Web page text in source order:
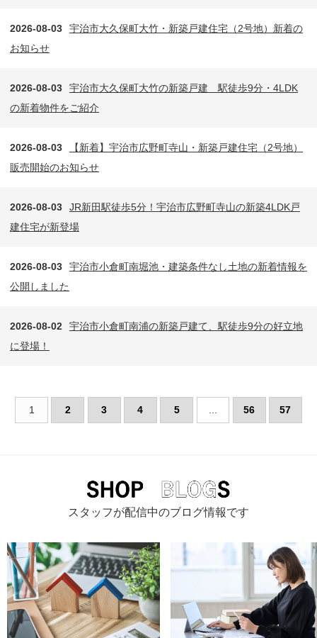
2026-08-03
宇治市大久保町大竹・新築戸建住宅（2号地）新着の
お知らせ
2026-08-03
宇治市大久保町大竹の新築戸建 駅徒歩9分・4LDK
の新着物件をご紹介
2026-08-03
【新着】宇治市広野町寺山・新築戸建住宅（2号地）
販売開始のお知らせ
2026-08-03
JR新田駅徒歩5分！宇治市広野町寺山の新築4LDK戸
建住宅が新登場
2026-08-03
宇治市小倉町南堀池・建築条件なし土地の新着情報を
公開しました
2026-08-02
宇治市小倉町南浦の新築戸建て、駅徒歩9分の好立地
に登場！
1 2 3 4 5 ... 56 57
スタッフが配信中のブログ情報です